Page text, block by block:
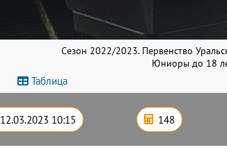
Сезон 2022/2023. Первенство
Юниоры до 18
Таблица
12.03.2023 10:15 148